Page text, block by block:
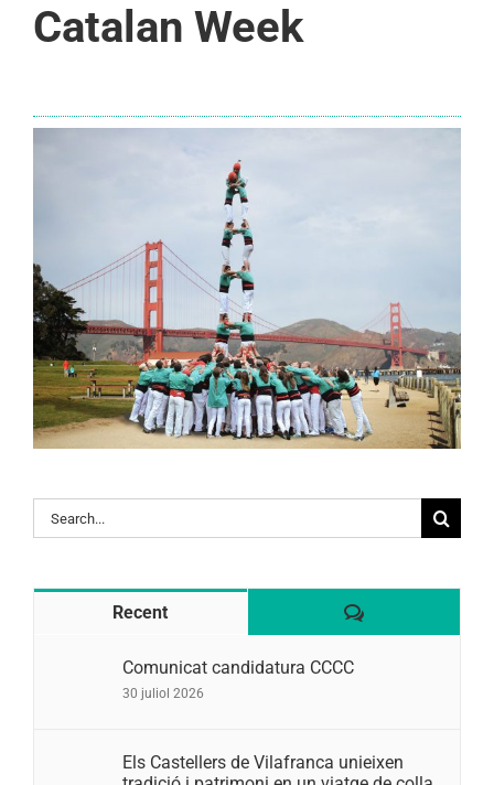
Catalan Week
Search
for:
Recent Comentaris
Comunicat candidatura CCCC
30 juliol 2026
Els Castellers de Vilafranca unieixen